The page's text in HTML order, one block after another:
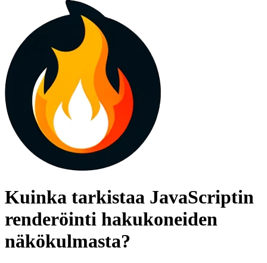
Kuinka tarkistaa JavaScriptin
renderöinti hakukoneiden
näkökulmasta?